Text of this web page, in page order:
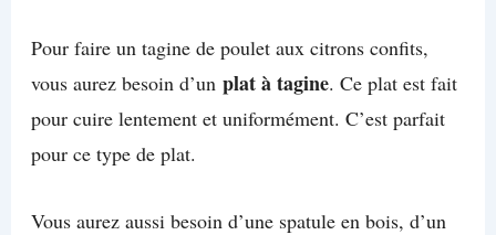
Pour faire un tagine de poulet aux citrons confits,
vous aurez besoin d’un plat à tagine. Ce plat est fait
pour cuire lentement et uniformément. C’est parfait
pour ce type de plat.
Vous aurez aussi besoin d’une spatule en bois, d’un